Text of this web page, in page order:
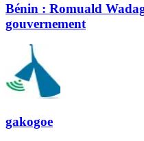
Bénin : Romuald
gouvernement
gakogoe